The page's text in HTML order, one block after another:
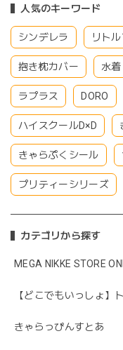
人気のキーワード
シンデレラ リト
抱き枕カバー 水着
ラプラス DORO
ハイスクールD×D
きゃらぷくシール
プリティーシリーズ
カテゴリから探す
MEGA NIKKE STORE
【どこでもいっしょ
きゃらっぴんすとあ